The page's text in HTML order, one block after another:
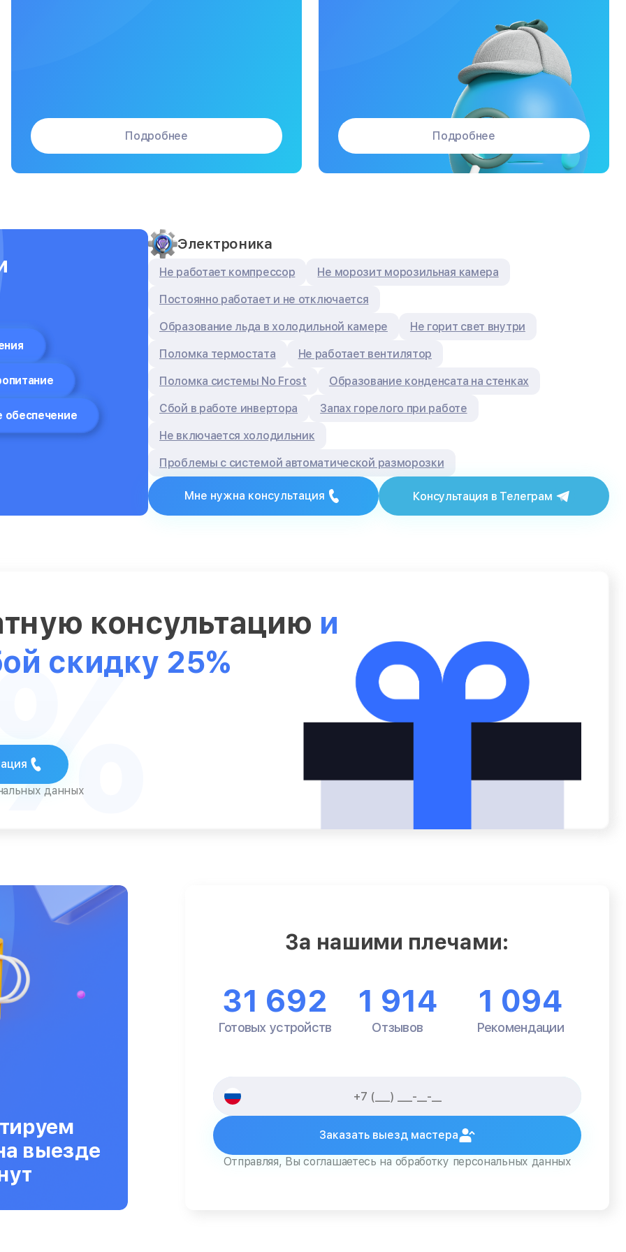
Подробнее Подробнее
обеспечение
Электроника
Не работает компрессор Не морозит морозильная камера
Постоянно работает и не отключается
Образование льда в холодильной камере Не горит свет внутри
Поломка термостата Не работает вентилятор
Поломка системы No Frost Образование конденсата на стенках
Сбой в работе инвертора Запах горелого при работе
Не включается холодильник
Проблемы с системой автоматической разморозки
Мне нужна консультация Консультация в Телеграм
консультацию и
скидку 25%
данных
выезде
За нашими плечами:
31 692
Готовых устройств
1 914
Отзывов
1 094
Рекомендации
Заказать выезд мастера
Отправляя, Вы соглашаетесь на обработку персональных данных